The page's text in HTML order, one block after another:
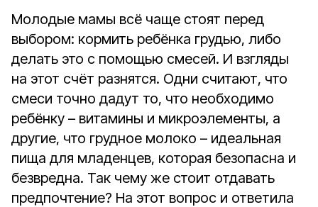
Молодые мамы всё чаще стоят перед
выбором: кормить ребёнка грудью, либо
делать это с помощью смесей. И взгляды
на этот счёт разнятся. Одни считают, что
смеси точно дадут то, что необходимо
ребёнку – витамины и микроэлементы, а
другие, что грудное молоко – идеальная
пища для младенцев, которая безопасна и
безвредна. Так чему же стоит отдавать
предпочтение? На этот вопрос и ответила